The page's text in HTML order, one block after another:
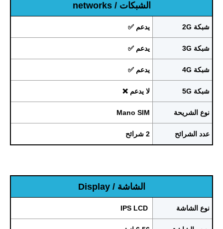
الشبكات / networks
شبكة 2G يدعم ✅
شبكة 3G يدعم ✅
شبكة 4G يدعم ✅
شبكة 5G لا يدعم ❌
نوع الشريحة Mano SIM
عدد الشرائح 2 شرائح
الشاشة / Display
نوع الشاشة